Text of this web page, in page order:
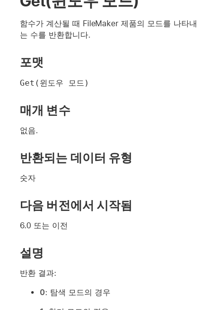
함수가 계산될 때 FileMaker 제품의 모드를 나타내
는 수를 반환합니다.
포맷
Get(윈도우 모드)
매개 변수
없음.
반환되는 데이터 유형
숫자
다음 버전에서 시작됨
6.0 또는 이전
설명
반환 결과:
0: 탐색 모드의 경우